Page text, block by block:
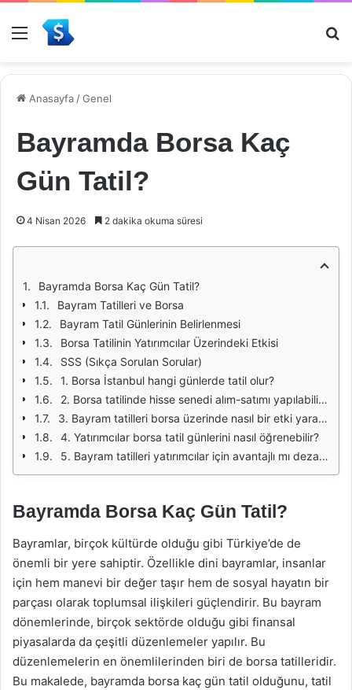
Menü
Anasayfa /Genel
Bayramda Borsa Kaç
Gün Tatil?
4 Nisan 2026 2 dakika okuma süresi
Bayramda Borsa Kaç Gün Tatil?
Bayram Tatilleri ve Borsa
Bayram Tatil Günlerinin Belirlenmesi
Borsa Tatilinin Yatırımcılar Üzerindeki Etkisi
SSS (Sıkça Sorulan Sorular)
1. Borsa İstanbul hangi günlerde tatil olur?
2. Borsa tatilinde hisse senedi alım-satımı yapılabilir mi?
3. Bayram tatilleri borsa üzerinde nasıl bir etki yaratır?
4. Yatırımcılar borsa tatil günlerini nasıl öğrenebilir?
5. Bayram tatilleri yatırımcılar için avantajlı mı dezavantajlı mı?
Bayramda Borsa Kaç Gün Tatil?
Bayramlar, birçok kültürde olduğu gibi Türkiye’de de
önemli bir yere sahiptir. Özellikle dini bayramlar, insanlar
için hem manevi bir değer taşır hem de sosyal hayatın bir
parçası olarak toplumsal ilişkileri güçlendirir. Bu bayram
dönemlerinde, birçok sektörde olduğu gibi finansal
piyasalarda da çeşitli düzenlemeler yapılır. Bu
düzenlemelerin en önemlilerinden biri de borsa tatilleridir.
Bu makalede, bayramda borsa kaç gün tatil olduğunu, tatil